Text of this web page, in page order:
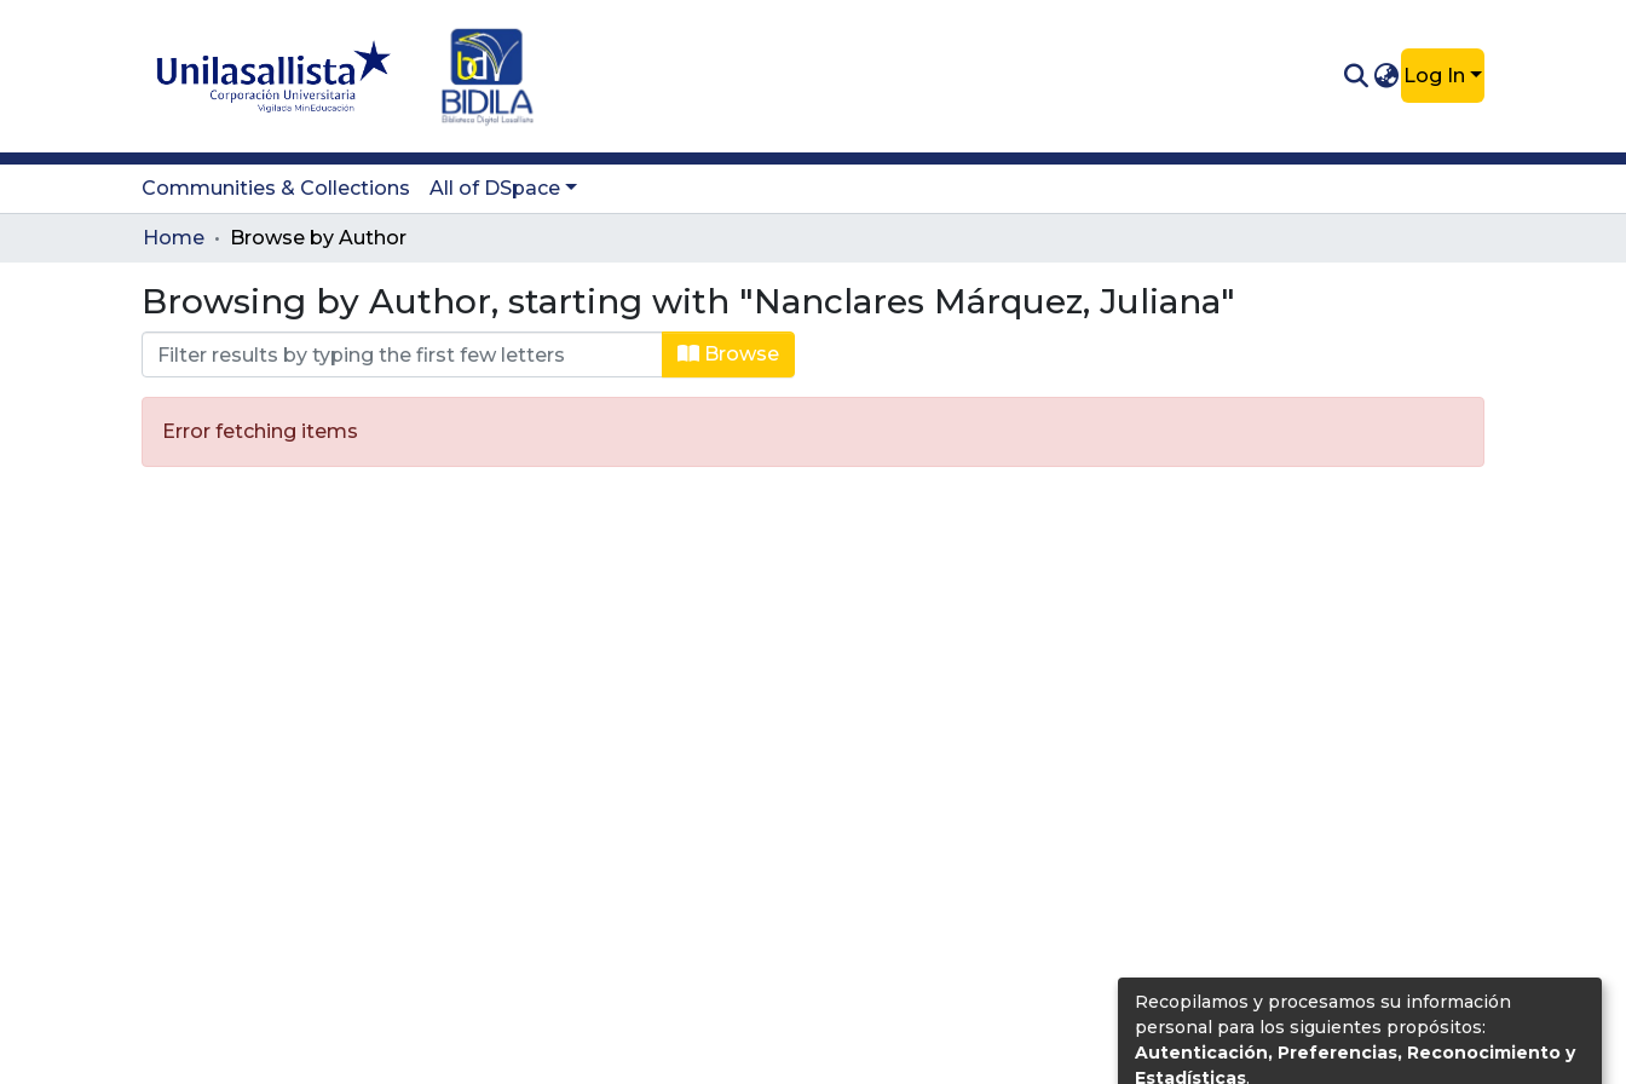
Log In
Communities & Collections All of DSpace
Home Browse by Author
Browsing by Author, starting with "Nanclares Márquez, Juliana"
Browse
Error fetching items
Recopilamos y procesamos su información
personal para los siguientes propósitos:
Autenticación, Preferencias, Reconocimiento y
Estadísticas.